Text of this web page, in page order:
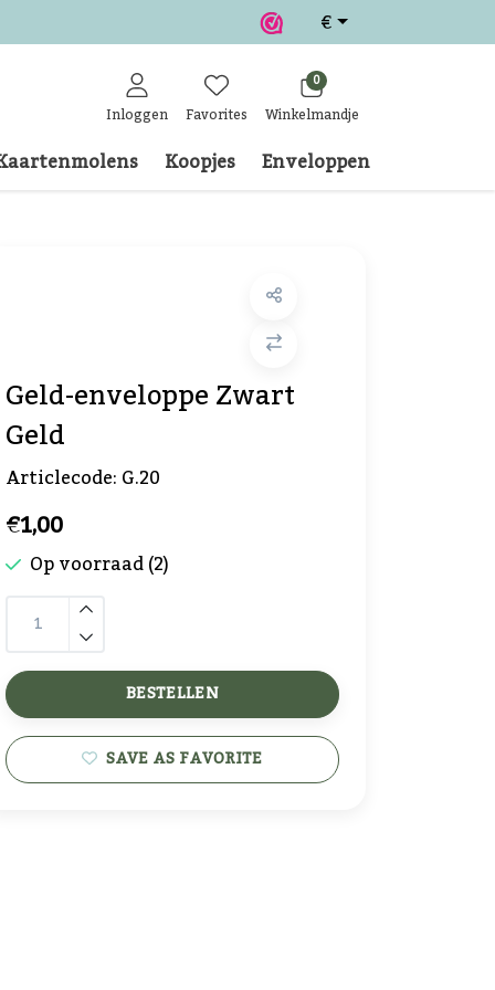
€
Inloggen Favorites
0
Winkelmandje
Koopjes Enveloppen
Geld-enveloppe Zwart
Geld
Articlecode:G.20
€1,00
Op voorraad (2)
BESTELLEN
SAVE AS FAVORITE